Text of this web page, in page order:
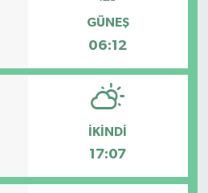
GÜNEŞ
06:12
İKINDI
17:07